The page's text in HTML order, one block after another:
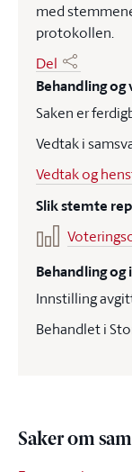
med
protokollen.
Del
Behandling
Saken er
Vedtak i
Vedtak og
Slik stemte
Behandling
Innstilling
Behandlet i
Saker om